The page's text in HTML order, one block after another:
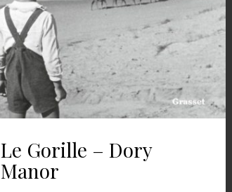
Le Gorille – Dory
Manor